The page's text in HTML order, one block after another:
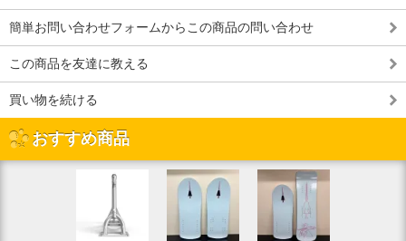
簡単お問い合わせフォームからこの商品の問い合わせ
この商品を友達に教える
買い物を続ける
おすすめ商品